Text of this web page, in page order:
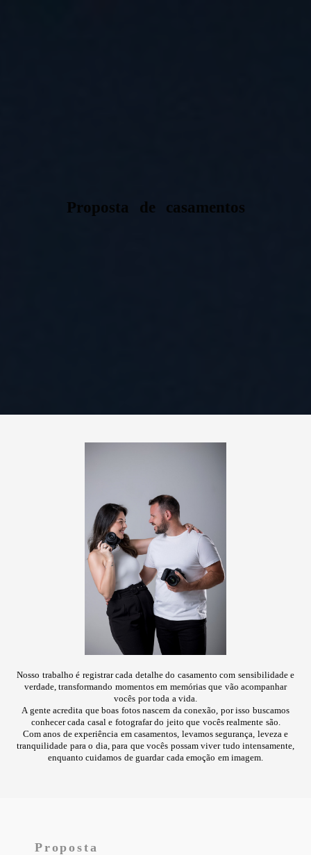
Proposta de casamentos
Nosso trabalho é registrar cada detalhe do casamento com sensibilidade e
verdade, transformando momentos em memórias que vão acompanhar
vocês por toda a vida.
A gente acredita que boas fotos nascem da conexão, por isso buscamos
conhecer cada casal e fotografar do jeito que vocês realmente são.
Com anos de experiência em casamentos, levamos segurança, leveza e
tranquilidade para o dia, para que vocês possam viver tudo intensamente,
enquanto cuidamos de guardar cada emoção em imagem.
Proposta